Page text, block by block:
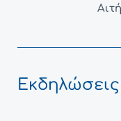
Εκδηλώσεις